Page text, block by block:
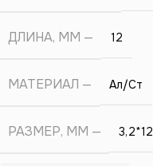
ДЛИНА, ММ 12
МАТЕРИАЛ Ал/Ст
РАЗМЕР, ММ 3,2*12